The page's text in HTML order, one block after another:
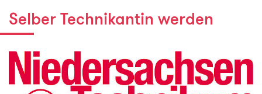
Selber Technikantin werden